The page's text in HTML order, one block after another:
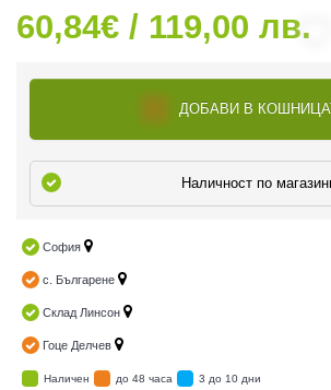
ЕКИПИРОВКА
60,84€ / 119,00 лв.
ДОБАВИ В
Наличност по
София
с. Българене
Склад Линсон
Гоце Делчев
Наличен до 48 часа 3 до 10 дни